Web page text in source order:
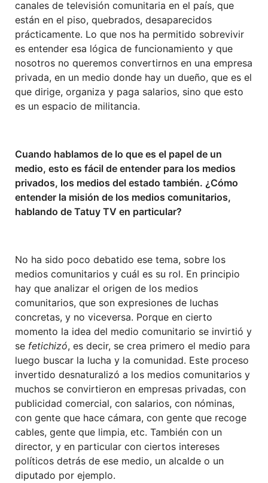
canales de televisión comunitaria en el país, que
están en el piso, quebrados, desaparecidos
prácticamente. Lo que nos ha permitido sobrevivir
es entender esa lógica de funcionamiento y que
nosotros no queremos convertirnos en una empresa
privada, en un medio donde hay un dueño, que es el
que dirige, organiza y paga salarios, sino que esto
es un espacio de militancia.
Cuando hablamos de lo que es el papel de un
medio, esto es fácil de entender para los medios
privados, los medios del estado también. ¿Cómo
entender la misión de los medios comunitarios,
hablando de Tatuy TV en particular?
No ha sido poco debatido ese tema, sobre los
medios comunitarios y cuál es su rol. En principio
hay que analizar el origen de los medios
comunitarios, que son expresiones de luchas
concretas, y no viceversa. Porque en cierto
momento la idea del medio comunitario se invirtió y
se fetichizó, es decir, se crea primero el medio para
luego buscar la lucha y la comunidad. Este proceso
invertido desnaturalizó a los medios comunitarios y
muchos se convirtieron en empresas privadas, con
publicidad comercial, con salarios, con nóminas,
con gente que hace cámara, con gente que recoge
cables, gente que limpia, etc. También con un
director, y en particular con ciertos intereses
políticos detrás de ese medio, un alcalde o un
diputado por ejemplo.